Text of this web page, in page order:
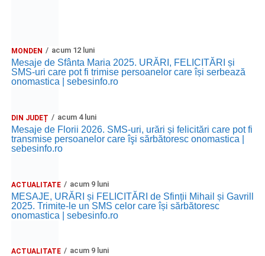
MONDEN acum 12 luni
Mesaje de Sfânta Maria 2025. URĂRI, FELICITĂRI și
SMS-uri care pot fi trimise persoanelor care își serbează
onomastica | sebesinfo.ro
DIN JUDEȚ acum 4 luni
Mesaje de Florii 2026. SMS-uri, urări și felicitări care pot fi
transmise persoanelor care îşi sărbătoresc onomastica |
sebesinfo.ro
ACTUALITATE acum 9 luni
MESAJE, URĂRI și FELICITĂRI de Sfinții Mihail și Gavrill
2025. Trimite-le un SMS celor care își sărbătoresc
onomastica | sebesinfo.ro
ACTUALITATE acum 9 luni